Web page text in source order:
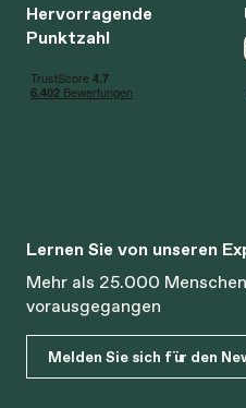
Hervorragende
Punktzahl
Lernen Sie von unseren
Mehr als 25.000
vorausgegangen
Melden Sie sich für den